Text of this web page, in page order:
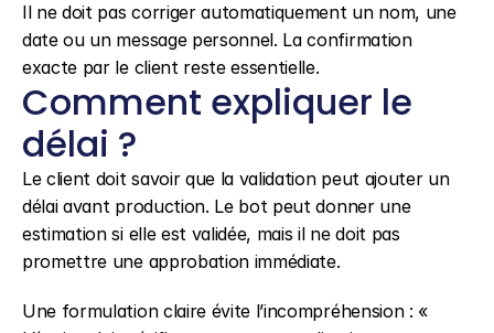
Il ne doit pas corriger automatiquement un nom, une
date ou un message personnel. La confirmation
exacte par le client reste essentielle.
Comment expliquer le
délai ?
Le client doit savoir que la validation peut ajouter un
délai avant production. Le bot peut donner une
estimation si elle est validée, mais il ne doit pas
promettre une approbation immédiate.
Une formulation claire évite l’incompréhension : «